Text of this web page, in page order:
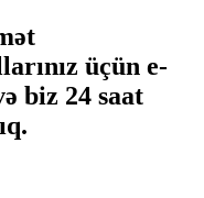
üçün e-
biz 24 saat